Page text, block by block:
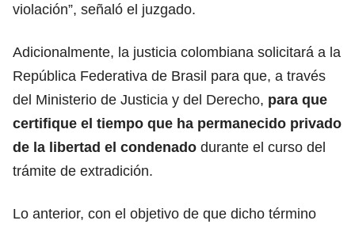
violación”, señaló el juzgado.
Adicionalmente, la justicia colombiana solicitará a la
República Federativa de Brasil para que, a través
del Ministerio de Justicia y del Derecho, para que
certifique el tiempo que ha permanecido privado
de la libertad el condenado durante el curso del
trámite de extradición.
Lo anterior, con el objetivo de que dicho término